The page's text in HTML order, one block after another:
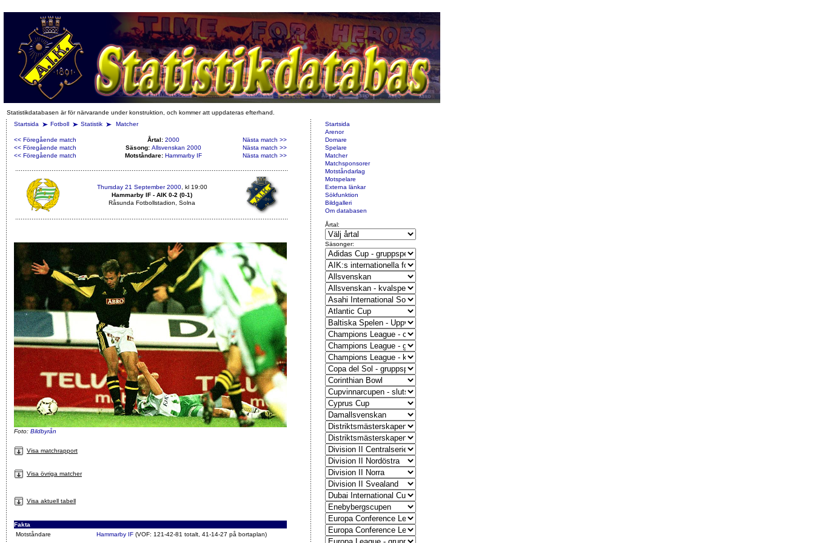
Statistikdatabasen är för närvarande under konstruktion, och kommer att uppdateras efterhand.
Startsida
Fotboll Statistik Matcher
<< Föregående match Årtal: 2000
Nästa match >>
<< Föregående match
Säsong: Allsvenskan 2000
Nästa match >>
<< Föregående match
Motståndare: Hammarby IF Nästa match >>
Thursday 21 September 2000, kl 19:00
Hammarby IF - AIK 0-2 (0-1)
Råsunda Fotbollstadion, Solna
Foto: Bildbyrån
Visa matchrapport
Visa övriga matcher
Visa aktuell tabell
Fakta
Motståndare
Hammarby IF (VOF: 121-42-81 totalt, 41-14-27 på bortaplan)
Startsida
Arenor
Domare
Spelare
Matcher
Matchsponsorer
Motståndarlag
Motspelare
Externa länkar
Sökfunktion
Bildgalleri
Om databasen
Årtal:
Säsonger: